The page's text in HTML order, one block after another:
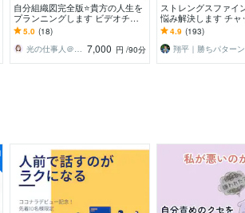
自分組織図完全版⭐️貴方の人生を
プランニングします ビデオチャ
ット９０分＆自分組織図作成フォ
ロー＆アドバイス
5.0 (18)
光の仕事人＠SACHIKO 7,000 円 /90分
ストレングスファイ
悩み解決します チャ
結！あなた専用の読
2週間質問し放題！
4.9 (193)